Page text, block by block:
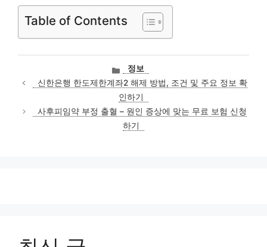
Table of Contents
카
테
고
리
정보
신한은행 한도제한계좌2 해제 방법, 조건 및 주요 정보 확
인하기
사후피임약 부정 출혈 – 원인 증상에 맞는 무료 보험 신청
하기